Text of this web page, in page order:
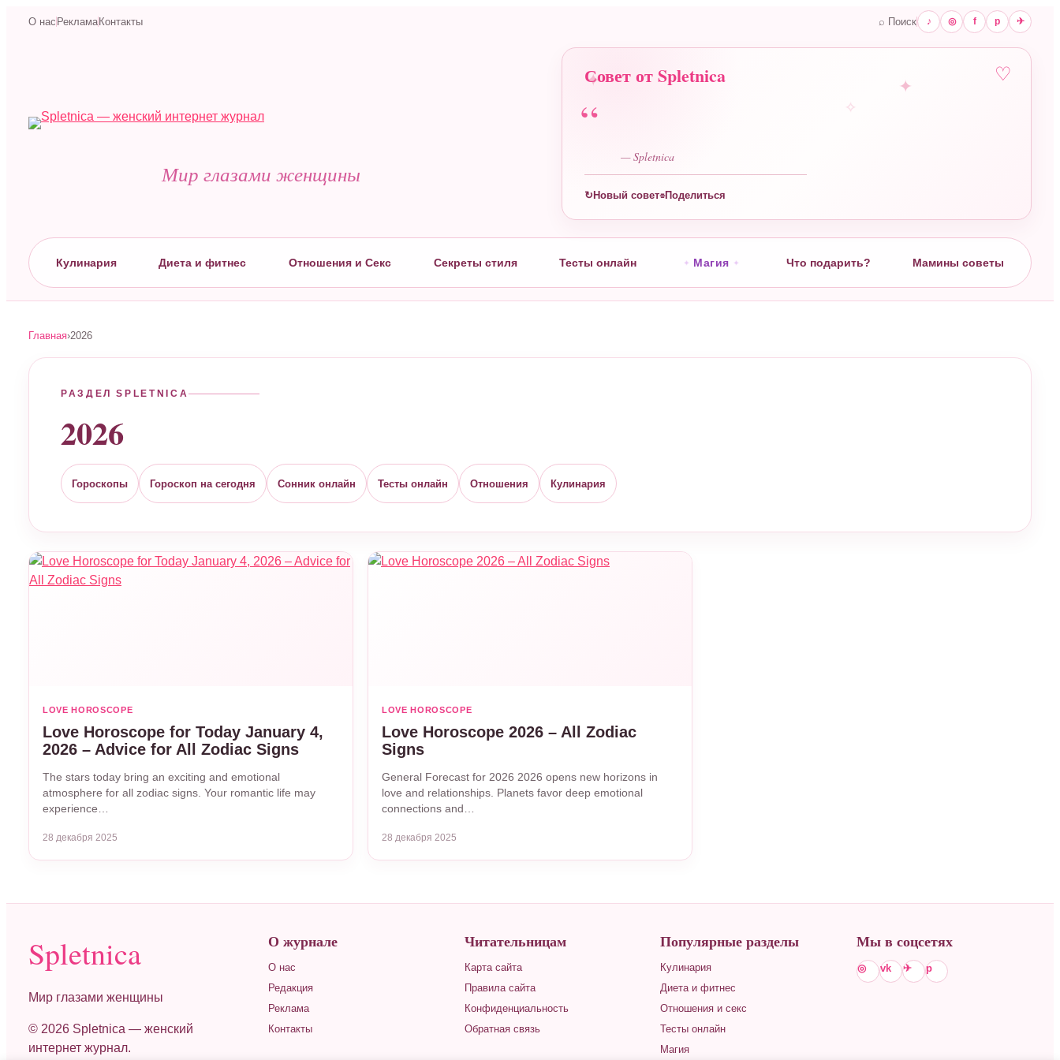
О нас РекламаКонтакты ⌕ Поиск ♪ ◎ f p ✈
Мир глазами женщины
✧
♡
Совет от Spletnica
“
— Spletnica
↻Новый совет⌯Поделиться
Кулинария Диета и фитнес Отношения и Секс Секреты стиля Тесты онлайн Магия Что подарить? Мамины советы
Главная›2026
РАЗДЕЛ SPLETNICA
2026
Гороскопы Гороскоп на сегодня Сонник онлайн Тесты онлайн Отношения Кулинария
LOVE HOROSCOPE
Love Horoscope for Today January 4,
2026 – Advice for All Zodiac Signs
The stars today bring an exciting and emotional
atmosphere for all zodiac signs. Your romantic life may
experience…
28 декабря 2025
LOVE HOROSCOPE
Love Horoscope 2026 – All Zodiac
Signs
General Forecast for 2026 2026 opens new horizons in
love and relationships. Planets favor deep emotional
connections and…
28 декабря 2025
Spletnica
Мир глазами женщины
© 2026 Spletnica — женский
интернет журнал.
О журнале
О нас
Редакция
Реклама
Контакты
Читательницам
Карта сайта
Правила сайта
Конфиденциальность
Обратная связь
Популярные разделы
Кулинария
Диета и фитнес
Отношения и секс
Тесты онлайн
Магия
Мы в соцсетях
◎ vk ✈ p